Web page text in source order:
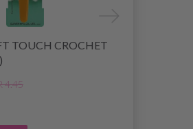
TOUCH CROCHET
4.45